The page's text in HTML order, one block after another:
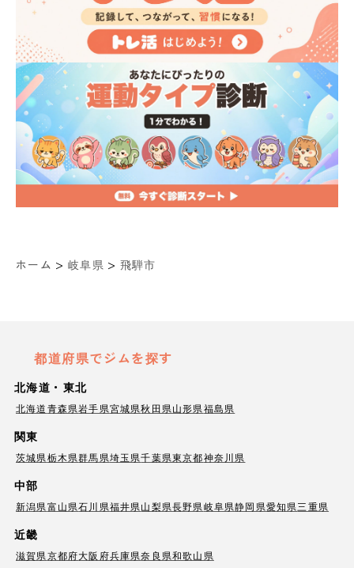
ホーム > 岐阜県 > 飛騨市
都道府県でジムを探す
北海道・東北
北海道青森県岩手県宮城県秋田県山形県福島県
関東
茨城県栃木県群馬県埼玉県千葉県東京都神奈川県
中部
新潟県富山県石川県福井県山梨県長野県岐阜県静岡県愛知県三重県
近畿
滋賀県京都府大阪府兵庫県奈良県和歌山県